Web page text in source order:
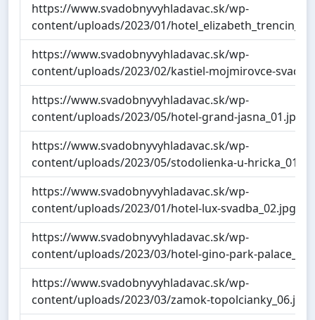
https://www.svadobnyvyhladavac.sk/wp-
content/uploads/2023/01/
https://www.svadobnyvyhladavac.sk/wp-
content/uploads/2023/02/kastiel-mojmirovce-
https://www.svadobnyvyhladavac.sk/wp-
content/uploads/2023/05/hotel-grand-jasna_01.jpg
https://www.svadobnyvyhladavac.sk/wp-
content/uploads/2023/05/stodolienka-u-
https://www.svadobnyvyhladavac.sk/wp-
content/uploads/2023/01/hotel-lux-svadba_02.jpg
https://www.svadobnyvyhladavac.sk/wp-
content/uploads/2023/03/hotel-gino-park-
https://www.svadobnyvyhladavac.sk/wp-
content/uploads/2023/03/zamok-topolcianky_06.jpg